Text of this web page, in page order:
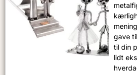
gave
til din
lidt